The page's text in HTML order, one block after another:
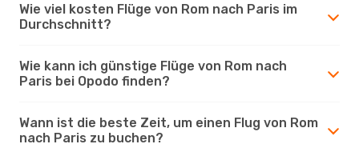
Wie viel kosten Flüge von Rom nach Paris im
Durchschnitt?
Wie kann ich günstige Flüge von Rom nach
Paris bei Opodo finden?
Wann ist die beste Zeit, um einen Flug von Rom
nach Paris zu buchen?